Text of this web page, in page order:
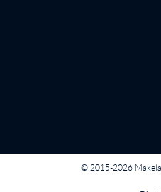
© 2015-2026